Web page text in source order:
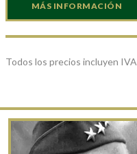
MÁS INFORMACIÓN
Todos los precios incluyen IVA